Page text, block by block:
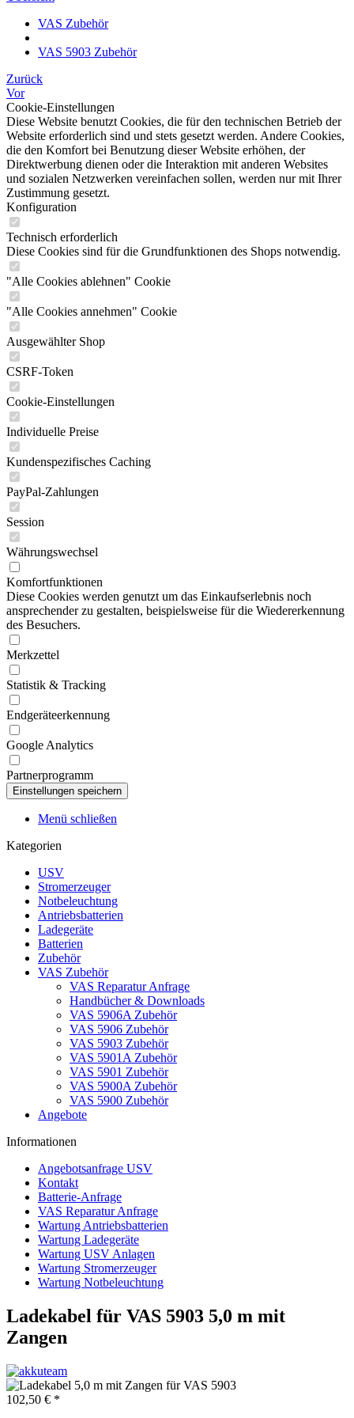
VAS Zubehör
VAS 5903 Zubehör
Zurück
Vor
Cookie-Einstellungen
Diese Website benutzt Cookies, die für den technischen Betrieb der
Website erforderlich sind und stets gesetzt werden. Andere Cookies,
die den Komfort bei Benutzung dieser Website erhöhen, der
Direktwerbung dienen oder die Interaktion mit anderen Websites
und sozialen Netzwerken vereinfachen sollen, werden nur mit Ihrer
Zustimmung gesetzt.
Konfiguration
Technisch erforderlich
Diese Cookies sind für die Grundfunktionen des Shops notwendig.
"Alle Cookies ablehnen" Cookie
"Alle Cookies annehmen" Cookie
Ausgewählter Shop
CSRF-Token
Cookie-Einstellungen
Individuelle Preise
Kundenspezifisches Caching
PayPal-Zahlungen
Session
Währungswechsel
Komfortfunktionen
Diese Cookies werden genutzt um das Einkaufserlebnis noch
ansprechender zu gestalten, beispielsweise für die Wiedererkennung
des Besuchers.
Merkzettel
Statistik & Tracking
Endgeräteerkennung
Google Analytics
Partnerprogramm
Menü schließen
Kategorien
USV
Stromerzeuger
Notbeleuchtung
Antriebsbatterien
Ladegeräte
Batterien
Zubehör
VAS Zubehör
VAS Reparatur Anfrage
Handbücher & Downloads
VAS 5906A Zubehör
VAS 5906 Zubehör
VAS 5903 Zubehör
VAS 5901A Zubehör
VAS 5901 Zubehör
VAS 5900A Zubehör
VAS 5900 Zubehör
Angebote
Informationen
Angebotsanfrage USV
Kontakt
Batterie-Anfrage
VAS Reparatur Anfrage
Wartung Antriebsbatterien
Wartung Ladegeräte
Wartung USV Anlagen
Wartung Stromerzeuger
Wartung Notbeleuchtung
Ladekabel für VAS 5903 5,0 m mit
Zangen
102,50 € *